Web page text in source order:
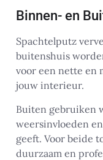
Binnen- en
Spachtelputz
buitenshuis
voor een nette en
jouw interieur.
Buiten gebruiken
weersinvloeden
geeft. Voor beide
duurzaam en